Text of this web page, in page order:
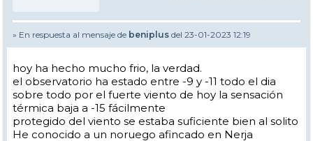
» En respuesta al mensaje de beniplus del 23-01-2023 12:19
hoy ha hecho mucho frio, la verdad.
el observatorio ha estado entre -9 y -11 todo el dia
sobre todo por el fuerte viento de hoy la sensación
térmica baja a -15 fácilmente
protegido del viento se estaba suficiente bien al solito
He conocido a un noruego afincado en Nerja